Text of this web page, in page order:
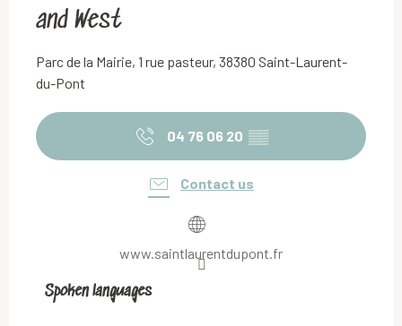
and West
Parc de la Mairie, 1 rue pasteur, 38380 Saint-Laurent-
du-Pont
04 76 06 20 ▒▒
Contact us
www.saintlaurentdupont.fr
Spoken languages
Spoken languages